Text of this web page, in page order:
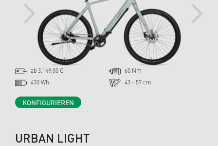
PREVIOUS NEXT
ab 3.149,00 €
60 Nm
430 Wh
43 - 57 cm
KONFIGURIEREN
URBAN LIGHT